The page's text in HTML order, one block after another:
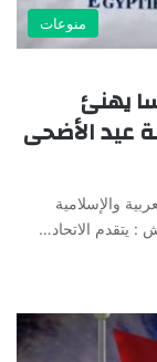
منوعات
يهنئ
عيد الأضحى
والإسلامية
: يتقدم الاتحاد…